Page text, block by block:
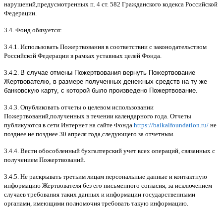
нарушений,предусмотренных п. 4 ст. 582 Гражданского кодекса Российской
Федерации.
3.4. Фонд обязуется:
3.4.1. Использовать Пожертвования в соответствии с законодательством
Российской Федерации в рамках уставных целей Фонда.
3.4.2. В случае отмены Пожертвования вернуть Пожертвование
Жертвователю, в размере полученных денежных средств на ту же
банковскую карту, с которой было произведено Пожертвование.
3.4.3. Опубликовать отчеты о целевом использовании
Пожертвований,полученных в течении календарного года. Отчеты
публикуются в сети Интернет на сайте Фонда https://baikalfoundation.ru/ не
позднее не позднее 30 апреля года,следующего за отчетным.
3.4.4. Вести обособленный бухгалтерский учет всех операций, связанных с
получением Пожертвований.
3.4.5. Не раскрывать третьим лицам персональные данные и контактную
информацию Жертвователя без его письменного согласия, за исключением
случаев требования таких данных и информации государственными
органами, имеющими полномочия требовать такую информацию.